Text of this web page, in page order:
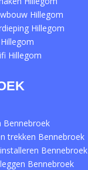
Hillegom
Hillegom
Hillegom
Bennebroek
trekken Bennebroek
Bennebroek
Bennebroek